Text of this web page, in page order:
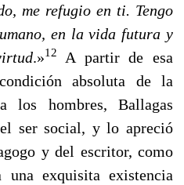
me refugio en ti. Tengo
en la vida futura y
.»12
A partir de esa
absoluta de la
los hombres, Ballagas
ser social, y lo apreció
y del escritor, como
una exquisita existencia